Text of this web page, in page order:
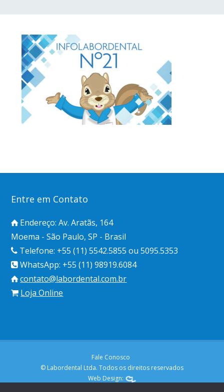
Entre em Contato
Endereço: Av. Aratãs, 164
Moema - São Paulo, SP - Brasil
Telefone: +55 (11) 5542.5855 ou 5095.5353
WhatsApp: +55 (11) 98919.6084
contato@labordental.com.br
Loja Online
Fale Conosco
© Labordental Ltda. Todos os direitos reservados
Web Design: